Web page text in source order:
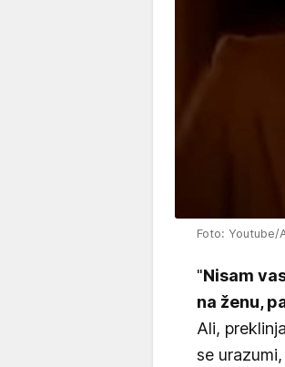
Foto: Youtube/
"Nisam
na ženu,
Ali,
se